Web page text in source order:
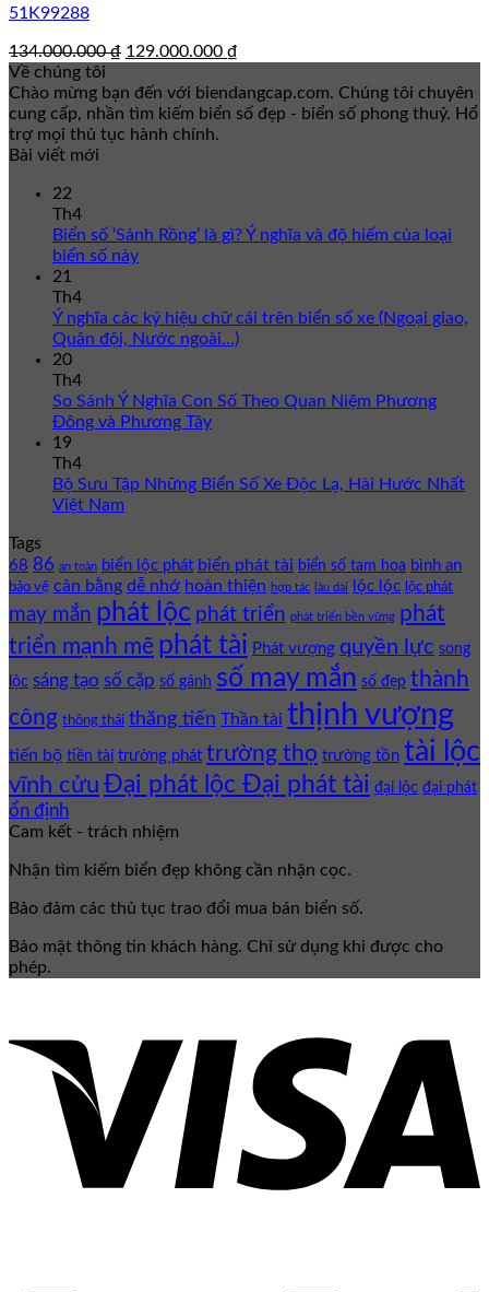
51K99288
134.000.000₫ Giá
là:
134.000.000 ₫.
129.000.000 ₫
tại
là:
Về chúng tôi
Chào mừng bạn đến với biendangcap.com. Chúng tôi chuyên
cung cấp, nhần tìm kiếm biển số đẹp - biển số phong thuỷ. Hổ
trợ mọi thủ tục hành chính.
Bài viết mới
22
Th4
Biển số ‘Sảnh Rồng’ là gì? Ý nghĩa và độ hiếm của loại
biển số này
21
Th4
Ý nghĩa các ký hiệu chữ cái trên biển số xe (Ngoại giao,
Quân đội, Nước ngoài…)
20
Th4
So Sánh Ý Nghĩa Con Số Theo Quan Niệm Phương
Đông và Phương Tây
19
Th4
Bộ Sưu Tập Những Biển Số Xe Độc Lạ, Hài Hước Nhất
Việt Nam
Tags
68 86 an toàn biển lộc phát biển phát tài biển số tam hoa bình an
bảo vệ cân bằng dễ nhớ hoàn thiện hợp tác lâu dài lộc lộc lộc phát
may mắn phát lộc phát triển phát triển bền vững phát
triển mạnh mẽ phát tài Phát vượng quyền lực song
lộc sáng tạo số cặp số gánh số may mắn số đẹp thành
công thông thái thăng tiến Thần tài thịnh vượng
tiến bộ tiền tài trường phát trường thọ trường tồn tài lộc
vĩnh cửu Đại phát lộc Đại phát tài đại lộc đại phát
ổn định
Cam kết - trách nhiệm
Nhận tìm kiếm biển đẹp không cần nhận cọc.
Bảo đảm các thủ tục trao đổi mua bán biển số.
Bảo mật thông tin khách hàng. Chỉ sử dụng khi được cho
phép.